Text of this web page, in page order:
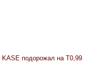
KASE подорожал на Т0,99